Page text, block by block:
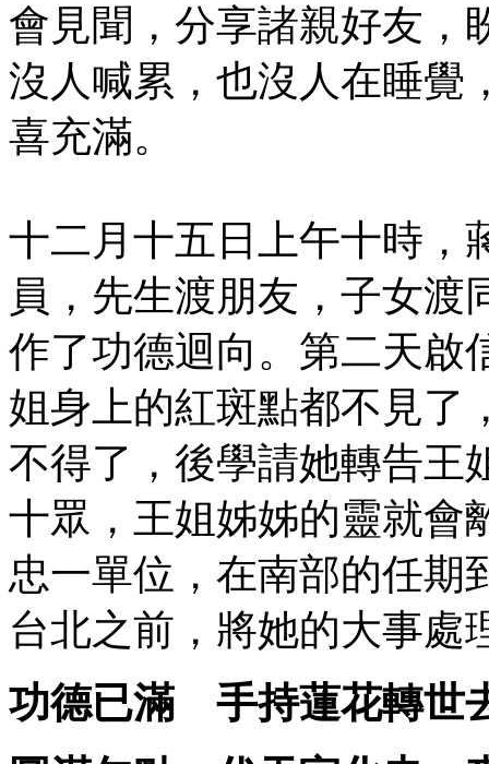
會見聞，分享諸親好友，
沒人喊累，也沒人在睡覺
喜充滿。
十二月十五日上午十時，
員，先生渡朋友，子女渡
作了功德迴向。第二天啟
姐身上的紅斑點都不見了
不得了，後學請她轉告王
十眾，王姐姊姊的靈就會
忠一單位，在南部的任期
台北之前，將她的大事處
功德已滿 手持蓮花轉世